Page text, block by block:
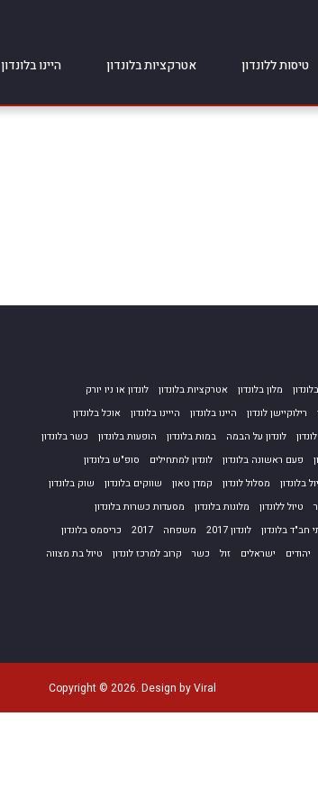
טיסות ללונדון אטרקציות בלונדון היינו בלונדון
מלון בלונדון אטרקציות בלונדון
לונדון או ניו יורק
רילוקיישן לונדון היינו בלונדון הייינו בלונדון
אוכל בלונדון
לונדון על הבמה במות בלונדון הופעות בלונדון
כשר בלונדון
פעם ראשונה בלונדון לונדון למתחילים
סופ"ש בלונדון
בלונדון מסלול לונדון קמדן טאון שווקים בלונדון
שוק בלונדון
טיול ללונדון מלונות בלונדון
מסעדות כשרות בלונדון
חב"ד בלונדון לונדון 2017 משפחה 2017
כריסמס בלונדון
יהודים ישראלים זול כשר קרוב למרכז לונדון טיול בת מצווה
Copyright © 2026. Design by Viral